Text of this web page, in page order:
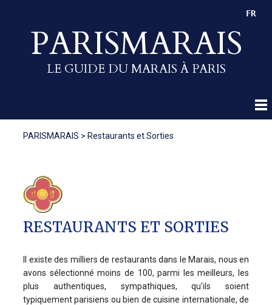
PARISMARAIS
LE GUIDE DU MARAIS À PARIS
FR
PARISMARAIS > Restaurants et Sorties
RESTAURANTS ET SORTIES
Il existe des milliers de restaurants dans le Marais, nous en
avons sélectionné moins de 100, parmi les meilleurs, les
plus authentiques, sympathiques, qu'ils soient
typiquement parisiens ou bien de cuisine internationale, de